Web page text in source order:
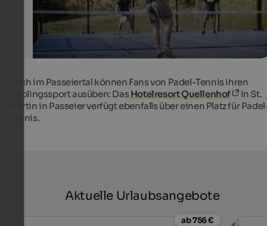
Auch im Passeiertal können Fans von Padel-Tennis ihren
Lieblingssport ausüben: DasHotelresort Quellenhof
in St.
Martin in Passeier verfügt ebenfalls über einen Platz für
Tennis.
Aktuelle Urlaubsangebote
ab 756 €